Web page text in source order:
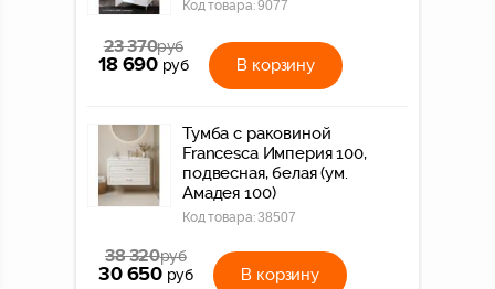
Код товара:9077
23 370руб
18 690 руб В корзину
Тумба с раковиной
Francesca Империя 100,
подвесная, белая (ум.
Амадея 100)
Код товара:38507
38 320руб
30 650 руб В корзину